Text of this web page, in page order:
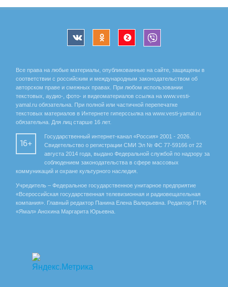
Все права на любые материалы, опубликованные на сайте, защищены в
соответствии с российским и международным законодательством об
авторском праве и смежных правах. При любом использовании
текстовых, аудио-, фото- и видеоматериалов ссылка на www.vesti-
yamal.ru обязательна. При полной или частичной перепечатке
текстовых материалов в Интернете гиперссылка на www.vesti-yamal.ru
обязательна. Для лиц старше 16 лет.
16+
Государственный интернет-канал «Россия» 2001 - 2026.
Свидетельство о регистрации СМИ Эл № ФС 77-59166 от 22
августа 2014 года, выдано Федеральной службой по надзору за
соблюдением законодательства в сфере массовых
коммуникаций и охране культурного наследия.
Учредитель – Федеральное государственное унитарное предприятие
«Всероссийская государственная телевизионная и радиовещательная
компания». Главный редактор Панина Елена Валерьевна. Редактор ГТРК
«Ямал» Анохина Маргарита Юрьевна.